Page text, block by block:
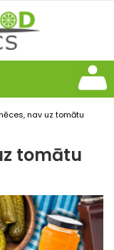
nav uz tomātu
tomātu